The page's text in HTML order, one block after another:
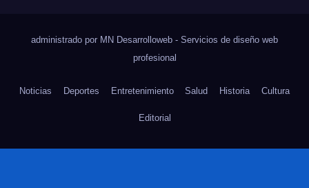
administrado por MN Desarrolloweb - Servicios de diseño web
profesional
Noticias Deportes Entretenimiento Salud Historia Cultura
Editorial